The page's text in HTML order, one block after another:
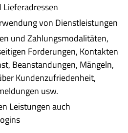
von Dienstleistungen
und Zahlungsmodalitäten,
Forderungen, Kontakten
Beanstandungen, Mängeln,
Kundenzufriedenheit,
usw.
Leistungen auch